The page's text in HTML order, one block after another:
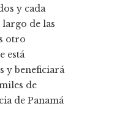
y cada
de las
otro
está
y beneficiará
de
de Panamá